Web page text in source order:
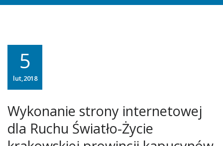
5
lut,2018
Wykonanie strony internetowej
dla Ruchu Światło-Życie